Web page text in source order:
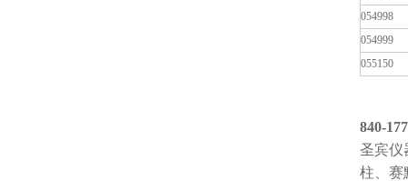
054998
054999
055150
840-
圣宾仪
柱、赛